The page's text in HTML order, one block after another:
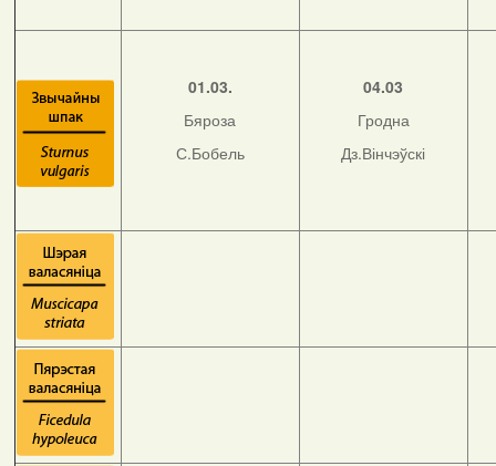
01.03.
Бяроза
С.Бобель
04.03
Гродна
Дз.Вінчэўскі